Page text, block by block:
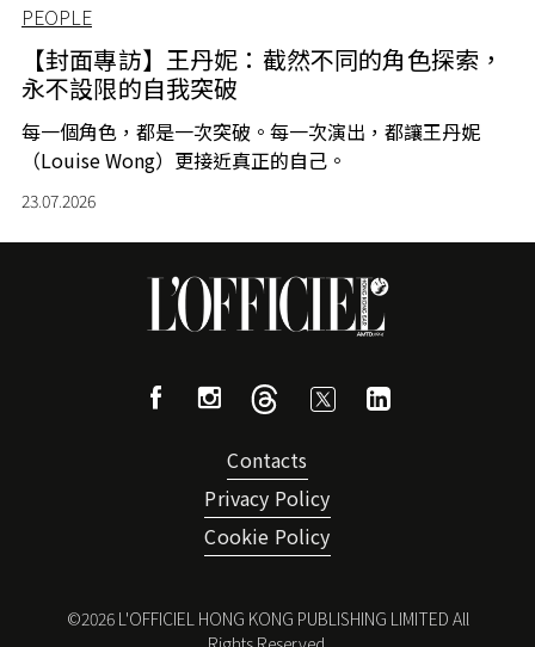
PEOPLE
【封面專訪】王丹妮：截然不同的角色探索，
永不設限的自我突破
每一個角色，都是一次突破。每一次演出，都讓王丹妮
（Louise Wong）更接近真正的自己。
23.07.2026
Contacts
Privacy Policy
Cookie Policy
©2026L'OFFICIEL HONG KONG PUBLISHING LIMITED All